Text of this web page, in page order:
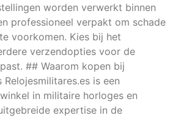
worden verwerkt binnen
professioneel verpakt om schade
voorkomen. Kies bij het
verzendopties voor de
## Waarom kopen bij
Relojesmilitares.es is een
in militaire horloges en
expertise in de